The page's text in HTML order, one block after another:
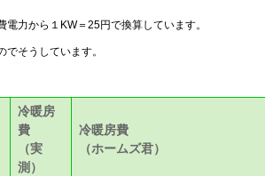
力から１KW＝25円で換算しています。
そうしています。
冷暖房
費
（実
測）
冷暖房費
（ホームズ君）